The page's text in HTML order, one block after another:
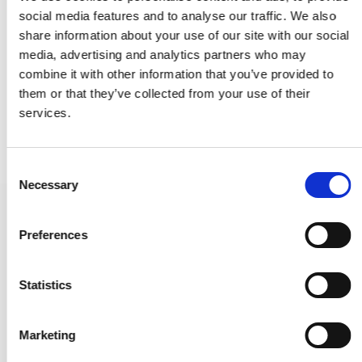
social media features and to analyse our traffic. We also
share information about your use of our site with our social
media, advertising and analytics partners who may
combine it with other information that you’ve provided to
them or that they’ve collected from your use of their
services.
Necessary
Preferences
Statistics
Marketing
Türstopper 1147 - Messing ohne Lack - Weiße spitze - 78 mm
232642
20,00 €